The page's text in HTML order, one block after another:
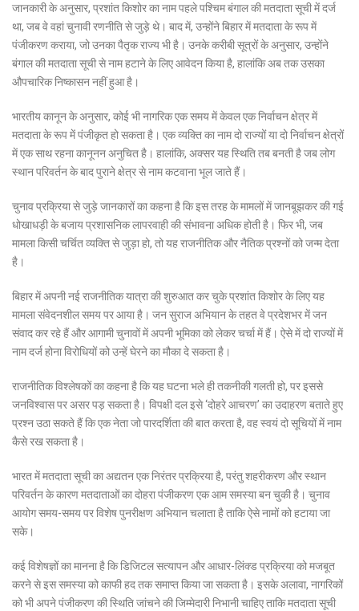
जानकारी के अनुसार, प्रशांत किशोर का नाम पहले पश्चिम बंगाल की मतदाता सूची में दर्ज
था, जब वे वहां चुनावी रणनीति से जुड़े थे। बाद में, उन्होंने बिहार में मतदाता के रूप में
पंजीकरण कराया, जो उनका पैतृक राज्य भी है। उनके करीबी सूत्रों के अनुसार, उन्होंने
बंगाल की मतदाता सूची से नाम हटाने के लिए आवेदन किया है, हालांकि अब तक उसका
औपचारिक निष्कासन नहीं हुआ है।
भारतीय कानून के अनुसार, कोई भी नागरिक एक समय में केवल एक निर्वाचन क्षेत्र में
मतदाता के रूप में पंजीकृत हो सकता है। एक व्यक्ति का नाम दो राज्यों या दो निर्वाचन क्षेत्रों
में एक साथ रहना कानूनन अनुचित है। हालांकि, अक्सर यह स्थिति तब बनती है जब लोग
स्थान परिवर्तन के बाद पुराने क्षेत्र से नाम कटवाना भूल जाते हैं।
चुनाव प्रक्रिया से जुड़े जानकारों का कहना है कि इस तरह के मामलों में जानबूझकर की गई
धोखाधड़ी के बजाय प्रशासनिक लापरवाही की संभावना अधिक होती है। फिर भी, जब
मामला किसी चर्चित व्यक्ति से जुड़ा हो, तो यह राजनीतिक और नैतिक प्रश्नों को जन्म देता
है।
बिहार में अपनी नई राजनीतिक यात्रा की शुरुआत कर चुके प्रशांत किशोर के लिए यह
मामला संवेदनशील समय पर आया है। जन सुराज अभियान के तहत वे प्रदेशभर में जन
संवाद कर रहे हैं और आगामी चुनावों में अपनी भूमिका को लेकर चर्चा में हैं। ऐसे में दो राज्यों में
नाम दर्ज होना विरोधियों को उन्हें घेरने का मौका दे सकता है।
राजनीतिक विश्लेषकों का कहना है कि यह घटना भले ही तकनीकी गलती हो, पर इससे
जनविश्वास पर असर पड़ सकता है। विपक्षी दल इसे ‘दोहरे आचरण’ का उदाहरण बताते हुए
प्रश्न उठा सकते हैं कि एक नेता जो पारदर्शिता की बात करता है, वह स्वयं दो सूचियों में नाम
कैसे रख सकता है।
भारत में मतदाता सूची का अद्यतन एक निरंतर प्रक्रिया है, परंतु शहरीकरण और स्थान
परिवर्तन के कारण मतदाताओं का दोहरा पंजीकरण एक आम समस्या बन चुकी है। चुनाव
आयोग समय-समय पर विशेष पुनरीक्षण अभियान चलाता है ताकि ऐसे नामों को हटाया जा
सके।
कई विशेषज्ञों का मानना है कि डिजिटल सत्यापन और आधार-लिंक्ड प्रक्रिया को मजबूत
करने से इस समस्या को काफी हद तक समाप्त किया जा सकता है। इसके अलावा, नागरिकों
को भी अपने पंजीकरण की स्थिति जांचने की जिम्मेदारी निभानी चाहिए ताकि मतदाता सूची